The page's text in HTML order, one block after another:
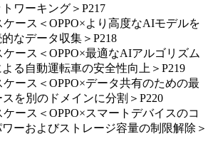
ワーキング＞P217
ケース＜OPPO×より高度なAIモデルを
なデータ収集＞P218
ケース＜OPPO×最適なAIアルゴリズム
る自動運転車の安全性向上＞P219
ケース＜OPPO×データ共有のための最
を別のドメインに分割＞P220
ケース＜OPPO×スマートデバイスのコ
ーおよびストレージ容量の制限解除＞